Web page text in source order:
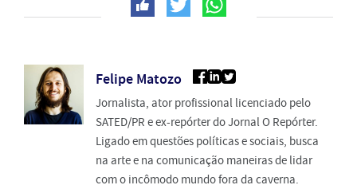
Felipe Matozo
Jornalista, ator profissional licenciado pelo
SATED/PR e ex-repórter do Jornal O Repórter.
Ligado em questões políticas e sociais, busca
na arte e na comunicação maneiras de lidar
com o incômodo mundo fora da caverna.